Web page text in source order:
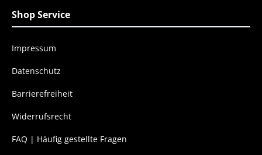
Shop Service
Impressum
Datenschutz
Barrierefreiheit
Widerrufsrecht
FAQ | Häufig gestellte Fragen